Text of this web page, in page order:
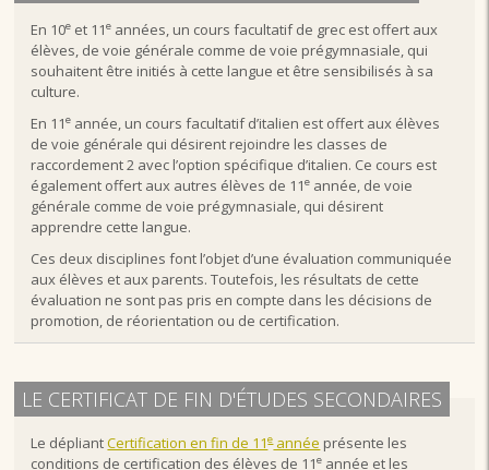
En 10e et 11e années, un cours facultatif de grec est offert aux
élèves, de voie générale comme de voie prégymnasiale, qui
souhaitent être initiés à cette langue et être sensibilisés à sa
culture.
En 11e année, un cours facultatif d’italien est offert aux élèves
de voie générale qui désirent rejoindre les classes de
raccordement 2 avec l’option spécifique d’italien. Ce cours est
également offert aux autres élèves de 11e année, de voie
générale comme de voie prégymnasiale, qui désirent
apprendre cette langue.
Ces deux disciplines font l’objet d’une évaluation communiquée
aux élèves et aux parents. Toutefois, les résultats de cette
évaluation ne sont pas pris en compte dans les décisions de
promotion, de réorientation ou de certification.
LE CERTIFICAT DE FIN D'ÉTUDES SECONDAIRES
Le dépliantCertification en fin de 11eannée présente les
conditions de certification des élèves de 11e année et les